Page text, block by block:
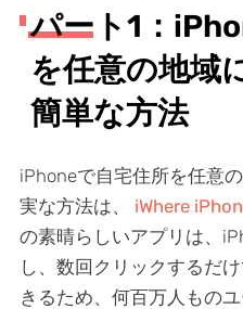
パート1：
を任意の地域
簡単な方法
iPhoneで自宅住所を任意
実な方法は、 iWhere
の素晴らしいアプリは、
し、数回クリックするだ
きるため、何百万人もの